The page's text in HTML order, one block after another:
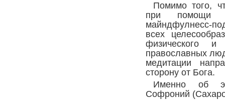
Помимо того,
при помощи
майндфулнесс-
всех
физического и
православных
медитации
сторону от Бога.
Именно об
Софроний